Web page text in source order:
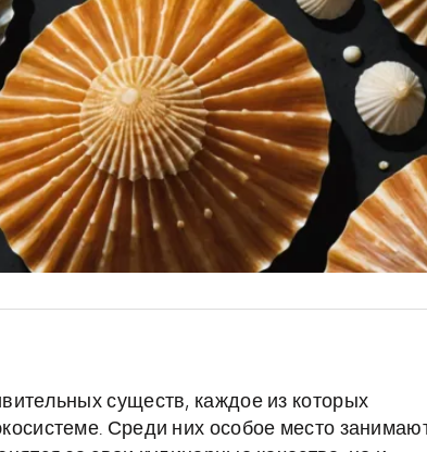
существ, каждое из которых
Среди них особое место